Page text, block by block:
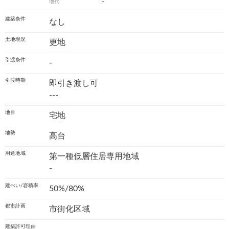
地代
建築条件 なし
土地現況 更地
引渡条件 -
引渡時期
即引き渡し可
---
地目 宅地
地勢 高台
用途地域
第一種低層住居専用地域
-
建ぺい/容積率 50%/80%
都市計画 市街化区域
建築許可理由